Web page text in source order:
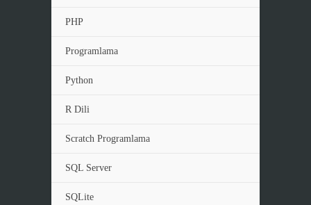
PHP
Programlama
Python
R Dili
Scratch Programlama
SQL Server
SQLite